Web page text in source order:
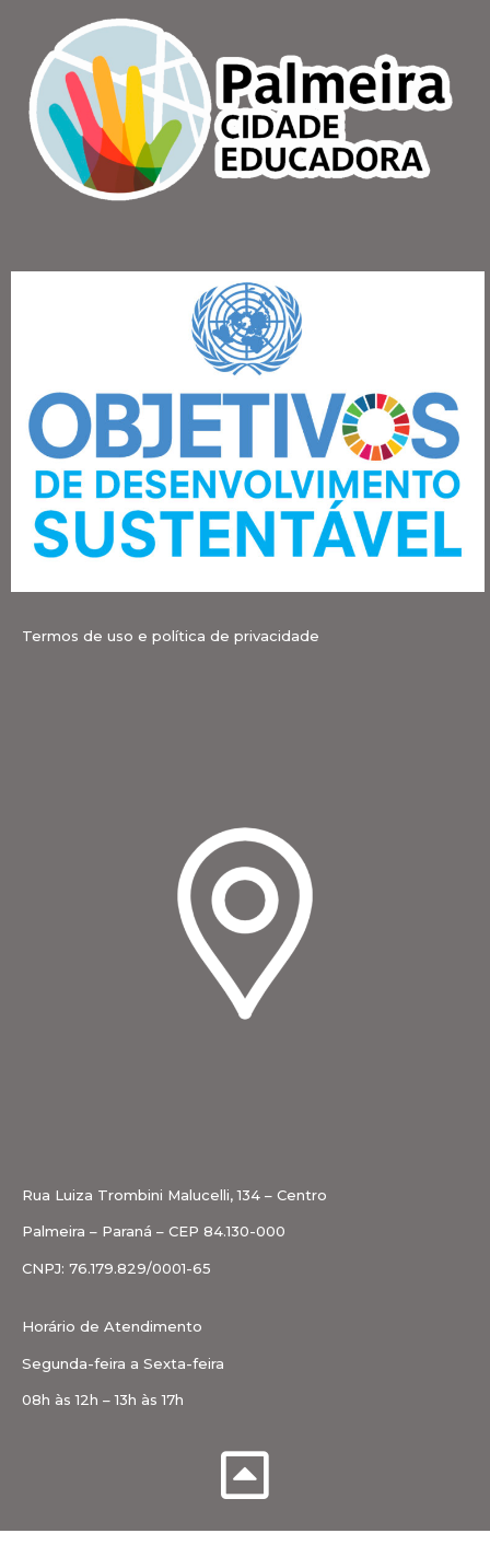
Termos de uso e política de privacidade
Rua Luiza Trombini Malucelli, 134 – Centro
Palmeira – Paraná – CEP 84.130-000
CNPJ: 76.179.829/0001-65
Horário de Atendimento
Segunda-feira a Sexta-feira
08h às 12h – 13h às 17h